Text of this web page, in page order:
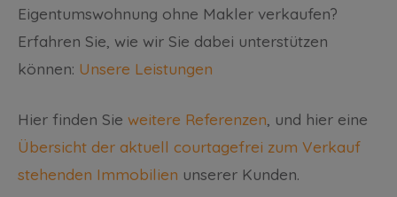
Eigentumswohnung ohne Makler verkaufen?
Erfahren Sie, wie wir Sie dabei unterstützen
können: Unsere Leistungen
Hier finden Sie weitere Referenzen, und hier eine
Übersicht der aktuell courtagefrei zum Verkauf
stehenden Immobilien unserer Kunden.